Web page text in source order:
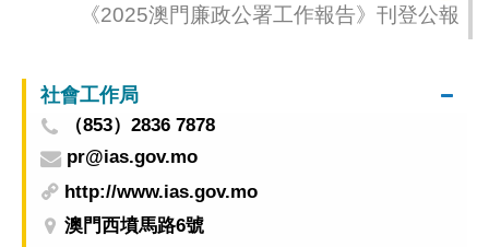
《2025澳門廉政公署工作報告》刊登公報
社會工作局
（853）2836 7878
pr@ias.gov.mo
http://www.ias.gov.mo
澳門西墳馬路6號